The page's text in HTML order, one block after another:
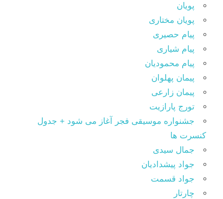
پویان
پویان مختاری
پیام حصیری
پیام شیاری
پیام محمودیان
پیمان پهلوان
پیمان زارعی
تورج پارازیت
جشنواره موسیقی فجر آغاز می شود + جدول
کنسرت ها
جمال سیدی
جواد پیشدادیان
جواد قسمت
چارتار